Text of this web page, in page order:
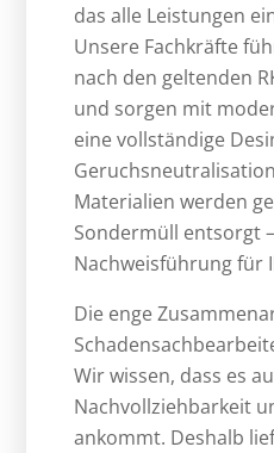
das alle Leistungen
Unsere Fachkräfte
nach den geltenden
und sorgen mit
eine vollständige
Materialien werden
Sondermüll entsorgt
Nachweisführung für
Die enge
Wir wissen, dass es
Nachvollziehbarkeit
ankommt. Deshalb